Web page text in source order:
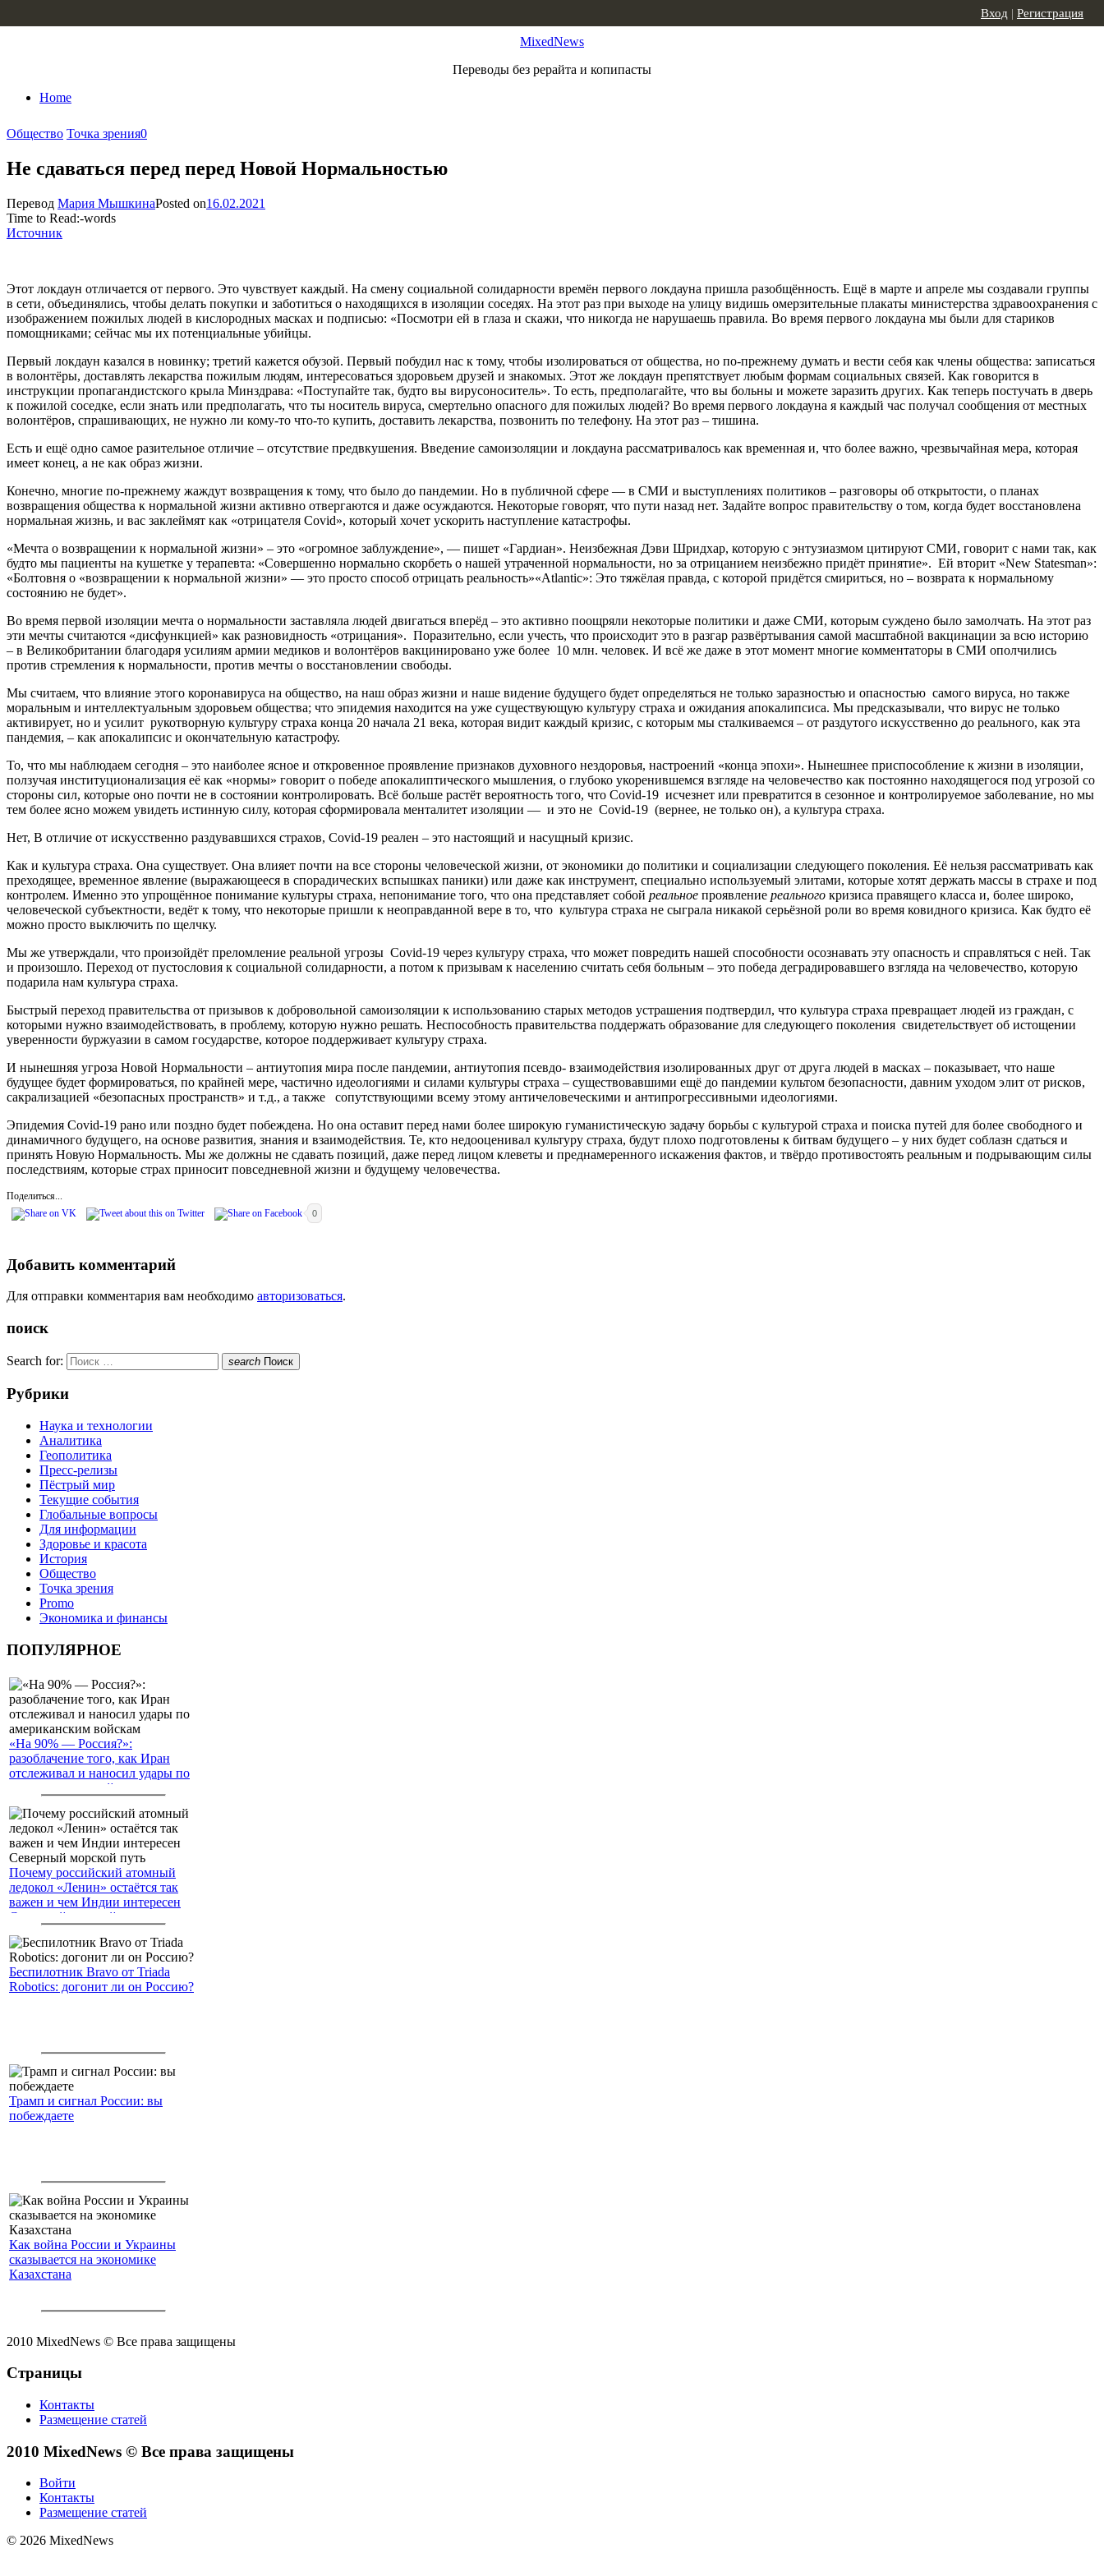
MixedNews
Переводы без рерайта и копипасты
Home
Вход | Регистрация
Общество Точка зрения0
Не сдаваться перед перед Новой Нормальностью
Перевод Мария МышкинаPosted on16.02.2021
Time to Read:-words
Источник
Этот локдаун отличается от первого. Это чувствует каждый. На смену социальной солидарности времён первого локдауна пришла разобщённость. Ещё в марте и апреле мы создавали группы
в сети, объединялись, чтобы делать покупки и заботиться о находящихся в изоляции соседях. На этот раз при выходе на улицу видишь омерзительные плакаты министерства здравоохранения с
изображением пожилых людей в кислородных масках и подписью: «Посмотри ей в глаза и скажи, что никогда не нарушаешь правила. Во время первого локдауна мы были для стариков
помощниками; сейчас мы их потенциальные убийцы.
Первый локдаун казался в новинку; третий кажется обузой. Первый побудил нас к тому, чтобы изолироваться от общества, но по-прежнему думать и вести себя как члены общества: записаться
в волонтёры, доставлять лекарства пожилым людям, интересоваться здоровьем друзей и знакомых. Этот же локдаун препятствует любым формам социальных связей. Как говорится в
инструкции пропагандистского крыла Минздрава: «Поступайте так, будто вы вирусоноситель». То есть, предполагайте, что вы больны и можете заразить других. Как теперь постучать в дверь
к пожилой соседке, если знать или предполагать, что ты носитель вируса, смертельно опасного для пожилых людей? Во время первого локдауна я каждый час получал сообщения от местных
волонтёров, спрашивающих, не нужно ли кому-то что-то купить, доставить лекарства, позвонить по телефону. На этот раз – тишина.
Есть и ещё одно самое разительное отличие – отсутствие предвкушения. Введение самоизоляции и локдауна рассматривалось как временная и, что более важно, чрезвычайная мера, которая
имеет конец, а не как образ жизни.
Конечно, многие по-прежнему жаждут возвращения к тому, что было до пандемии. Но в публичной сфере — в СМИ и выступлениях политиков – разговоры об открытости, о планах
возвращения общества к нормальной жизни активно отвергаются и даже осуждаются. Некоторые говорят, что пути назад нет. Задайте вопрос правительству о том, когда будет восстановлена
нормальная жизнь, и вас заклеймят как «отрицателя Covid», который хочет ускорить наступление катастрофы.
«Мечта о возвращении к нормальной жизни» – это «огромное заблуждение», — пишет «Гардиан». Неизбежная Дэви Шридхар, которую с энтузиазмом цитируют СМИ, говорит с нами так, как
будто мы пациенты на кушетке у терапевта: «Совершенно нормально скорбеть о нашей утраченной нормальности, но за отрицанием неизбежно придёт принятие». Ей вторит «New Statesman»:
«Болтовня о «возвращении к нормальной жизни» — это просто способ отрицать реальность»«Atlantic»: Это тяжёлая правда, с которой придётся смириться, но – возврата к нормальному
состоянию не будет».
Во время первой изоляции мечта о нормальности заставляла людей двигаться вперёд – это активно поощряли некоторые политики и даже СМИ, которым суждено было замолчать. На этот раз
эти мечты считаются «дисфункцией» как разновидность «отрицания». Поразительно, если учесть, что происходит это в разгар развёртывания самой масштабной вакцинации за всю историю
– в Великобритании благодаря усилиям армии медиков и волонтёров вакцинировано уже более 10 млн. человек. И всё же даже в этот момент многие комментаторы в СМИ ополчились
против стремления к нормальности, против мечты о восстановлении свободы.
Мы считаем, что влияние этого коронавируса на общество, на наш образ жизни и наше видение будущего будет определяться не только заразностью и опасностью самого вируса, но также
моральным и интеллектуальным здоровьем общества; что эпидемия находится на уже существующую культуру страха и ожидания апокалипсиса. Мы предсказывали, что вирус не только
активирует, но и усилит рукотворную культуру страха конца 20 начала 21 века, которая видит каждый кризис, с которым мы сталкиваемся – от раздутого искусственно до реального, как эта
пандемия, – как апокалипсис и окончательную катастрофу.
То, что мы наблюдаем сегодня – это наиболее ясное и откровенное проявление признаков духовного нездоровья, настроений «конца эпохи». Нынешнее приспособление к жизни в изоляции,
ползучая институционализация её как «нормы» говорит о победе апокалиптического мышления, о глубоко укоренившемся взгляде на человечество как постоянно находящегося под угрозой со
стороны сил, которые оно почти не в состоянии контролировать. Всё больше растёт вероятность того, что Covid-19 исчезнет или превратится в сезонное и контролируемое заболевание, но мы
тем более ясно можем увидеть истинную силу, которая сформировала менталитет изоляции — и это не Covid-19 (вернее, не только он), а культура страха.
Нет, В отличие от искусственно раздувавшихся страхов, Covid-19 реален – это настоящий и насущный кризис.
Как и культура страха. Она существует. Она влияет почти на все стороны человеческой жизни, от экономики до политики и социализации следующего поколения. Её нельзя рассматривать как
преходящее, временное явление (выражающееся в спорадических вспышках паники) или даже как инструмент, специально используемый элитами, которые хотят держать массы в страхе и под
контролем. Именно это упрощённое понимание культуры страха, непонимание того, что она представляет собой реальное проявление реального кризиса правящего класса и, более широко,
человеческой субъектности, ведёт к тому, что некоторые пришли к неоправданной вере в то, что культура страха не сыграла никакой серьёзной роли во время ковидного кризиса. Как будто её
можно просто выключить по щелчку.
Мы же утверждали, что произойдёт преломление реальной угрозы Covid-19 через культуру страха, что может повредить нашей способности осознавать эту опасность и справляться с ней. Так
и произошло. Переход от пустословия к социальной солидарности, а потом к призывам к населению считать себя больным – это победа деградировавшего взгляда на человечество, которую
подарила нам культура страха.
Быстрый переход правительства от призывов к добровольной самоизоляции к использованию старых методов устрашения подтвердил, что культура страха превращает людей из граждан, с
которыми нужно взаимодействовать, в проблему, которую нужно решать. Неспособность правительства поддержать образование для следующего поколения свидетельствует об истощении
уверенности буржуазии в самом государстве, которое поддерживает культуру страха.
И нынешняя угроза Новой Нормальности – антиутопия мира после пандемии, антиутопия псевдо- взаимодействия изолированных друг от друга людей в масках – показывает, что наше
будущее будет формироваться, по крайней мере, частично идеологиями и силами культуры страха – существовавшими ещё до пандемии культом безопасности, давним уходом элит от рисков,
сакрализацией «безопасных пространств» и т.д., а также сопутствующими всему этому античеловеческими и антипрогрессивными идеологиями.
Эпидемия Covid-19 рано или поздно будет побеждена. Но она оставит перед нами более широкую гуманистическую задачу борьбы с культурой страха и поиска путей для более свободного и
динамичного будущего, на основе развития, знания и взаимодействия. Те, кто недооценивал культуру страха, будут плохо подготовлены к битвам будущего – у них будет соблазн сдаться и
принять Новую Нормальность. Мы же должны не сдавать позиций, даже перед лицом клеветы и преднамеренного искажения фактов, и твёрдо противостоять реальным и подрывающим силы
последствиям, которые страх приносит повседневной жизни и будущему человечества.
Поделиться...
0
Добавить комментарий
Для отправки комментария вам необходимо авторизоваться.
поиск
Search for: search Поиск
Рубрики
Наука и технологии
Аналитика
Геополитика
Пресс-релизы
Пёстрый мир
Текущие события
Глобальные вопросы
Для информации
Здоровье и красота
История
Общество
Точка зрения
Promo
Экономика и финансы
ПОПУЛЯРНОЕ
«На 90% — Россия?»:
разоблачение того, как Иран
отслеживал и наносил удары по
американским войскам
Почему российский атомный
ледокол «Ленин» остаётся так
важен и чем Индии интересен
Северный морской путь
Беспилотник Bravo от Triada
Robotics: догонит ли он Россию?
Трамп и сигнал России: вы
побеждаете
Как война России и Украины
сказывается на экономике
Казахстана
2010 MixedNews © Все права защищены
Страницы
Контакты
Размещение статей
2010 MixedNews © Все права защищены
Войти
Контакты
Размещение статей
© 2026 MixedNews